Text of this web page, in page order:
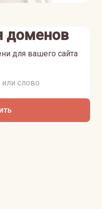
доменов
для вашего сайта